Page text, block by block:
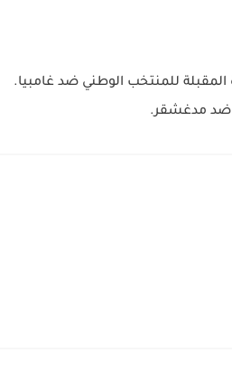
للمنتخب الوطني ضد غامبيا.
ضد مدغشقر.